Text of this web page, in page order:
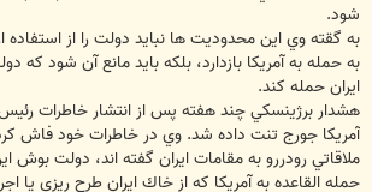
شود.
به گقته وي اين محدوديت ها نبايد دولت را از استفاده
به حمله به آمريكا بازدارد، بلكه بايد مانع آن شود كه
ايران حمله كند.
هشدار برژينسكي چند هفته پس از انتشار خاطرات
آمريكا جورج تنت داده شد. وي در خاطرات خود فاش
ملاقاتي رودررو به مقامات ايران گفته اند، دولت بوش
حمله القاعده به آمريكا كه از خاك ايران طرح ريزي يا